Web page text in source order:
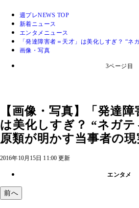
週プレNEWS TOP
新着ニュース
エンタメニュース
「発達障害者＝天才」は美化しすぎ？ “
画像・写真
3ページ目
【画像・写真】「発達障
は美化しすぎ？ “ネガ
原類が明かす当事者の
2016年10月15日 11:00 更新
エンタメ
前へ